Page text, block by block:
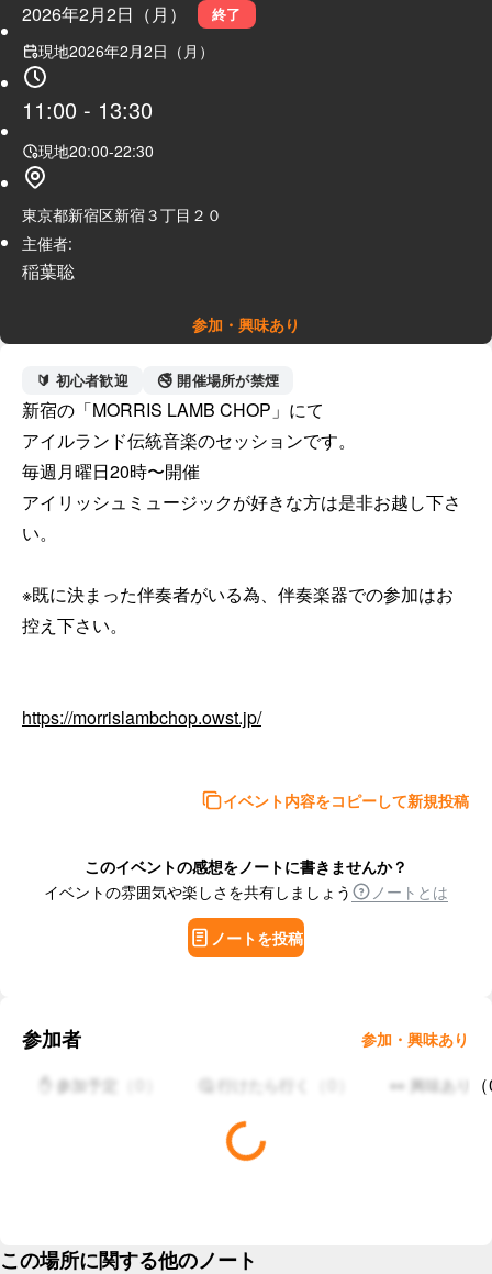
2026年2月2日（月） 終了
現地2026年2月2日（月）
11:00 - 13:30
現地20:00-22:30
東京都新宿区新宿３丁目２０
主催者:
稲葉聡
参加・興味あり
🔰 初心者歓迎 🚭 開催場所が禁煙
新宿の「MORRIS LAMB CHOP」にて
アイルランド伝統音楽のセッションです。
毎週月曜日20時〜開催
アイリッシュミュージックが好きな方は是非お越し下さ
い。
※既に決まった伴奏者がいる為、伴奏楽器での参加はお
控え下さい。
https://morrislambchop.owst.jp/
イベント内容をコピーして新規投稿
このイベントの感想をノートに書きませんか？
イベントの雰囲気や楽しさを共有しましょう
ノートとは
ノートを投稿
参加者 参加・興味あり
✋ 参加予定 🤔 行けたら行く 👀 興味あり （
この場所に関する他のノート